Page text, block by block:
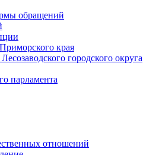
обращений
края
городского округа
парламента
отношений